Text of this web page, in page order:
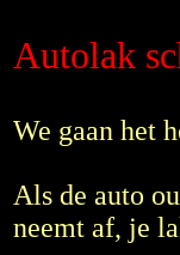
Autolak
We gaan het
Als de auto
neemt af, je